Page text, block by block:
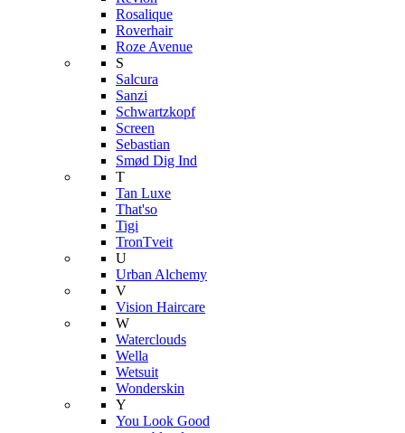
Rosalique
Roverhair
Roze Avenue
S
Salcura
Sanzi
Schwartzkopf
Screen
Sebastian
Smød Dig Ind
T
Tan Luxe
That'so
Tigi
TronTveit
U
Urban Alchemy
V
Vision Haircare
W
Waterclouds
Wella
Wetsuit
Wonderskin
Y
You Look Good